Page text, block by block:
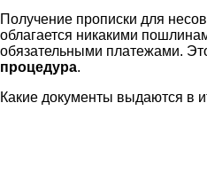
Получение прописки для
облагается никакими
обязательными платежами.
процедура.
Какие документы выдаются в